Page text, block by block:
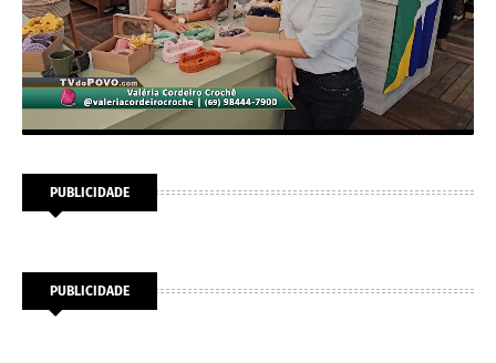
PUBLICIDADE
PUBLICIDADE